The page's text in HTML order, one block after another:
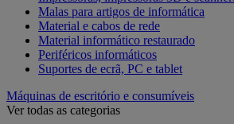
Malas para artigos de informática
Material e cabos de rede
Material informático restaurado
Periféricos informáticos
Suportes de ecrã, PC e tablet
Máquinas de escritório e consumíveis
Ver todas as categorias